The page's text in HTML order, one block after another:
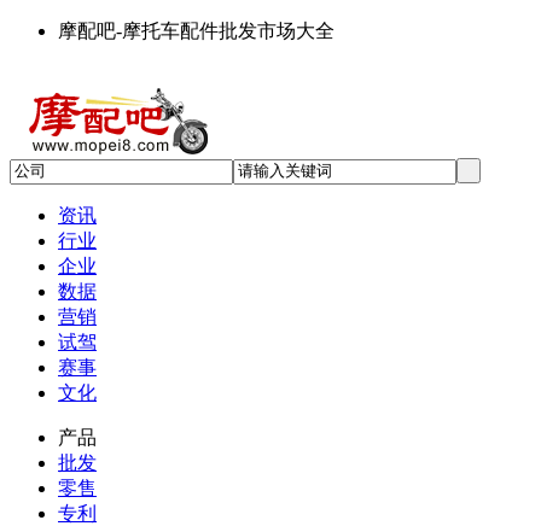
摩配吧-摩托车配件批发市场大全
资讯
行业
企业
数据
营销
试驾
赛事
文化
产品
批发
零售
专利